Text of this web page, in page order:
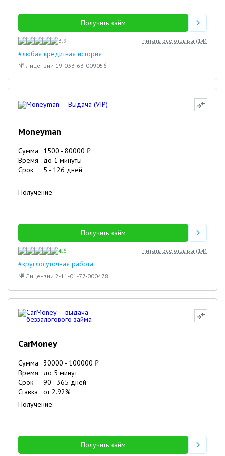
Получить займ
3.9 Читать все отзывы (14)
#любая кредитная история
№ Лицензии 19-033-63-009056
Moneyman
Сумма 1500 - 80000 ₽
Время
до 1 минуты
Срок
5 - 126 дней
Получение:
Получить займ
4.6 Читать все отзывы (14)
#круглосуточная работа
№ Лицензии 2-11-01-77-000478
CarMoney
Сумма 30000 - 100000 ₽
Время
до 5 минут
Срок
90 - 365 дней
Ставка
от2.92%
Получение:
Получить займ